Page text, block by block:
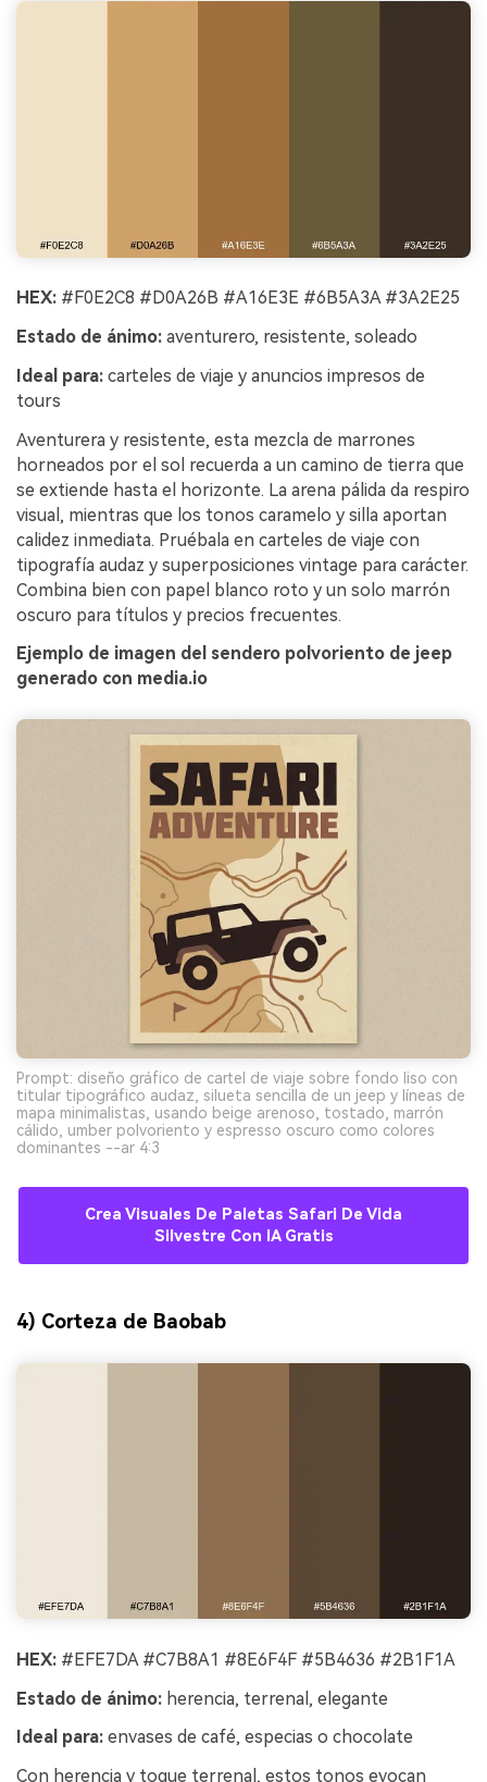
HEX: #F0E2C8 #D0A26B #A16E3E #6B5A3A #3A2E25
Estado de ánimo: aventurero, resistente, soleado
Ideal para: carteles de viaje y anuncios impresos de
tours
Aventurera y resistente, esta mezcla de marrones
horneados por el sol recuerda a un camino de tierra que
se extiende hasta el horizonte. La arena pálida da respiro
visual, mientras que los tonos caramelo y silla aportan
calidez inmediata. Pruébala en carteles de viaje con
tipografía audaz y superposiciones vintage para carácter.
Combina bien con papel blanco roto y un solo marrón
oscuro para títulos y precios frecuentes.
Ejemplo de imagen del sendero polvoriento de jeep
generado con media.io
Prompt: diseño gráfico de cartel de viaje sobre fondo liso con
titular tipográfico audaz, silueta sencilla de un jeep y líneas de
mapa minimalistas, usando beige arenoso, tostado, marrón
cálido, umber polvoriento y espresso oscuro como colores
dominantes --ar 4:3
Crea Visuales De Paletas Safari De Vida
Silvestre Con IA Gratis
4) Corteza de Baobab
HEX: #EFE7DA #C7B8A1 #8E6F4F #5B4636 #2B1F1A
Estado de ánimo: herencia, terrenal, elegante
Ideal para: envases de café, especias o chocolate
Con herencia y toque terrenal, estos tonos evocan